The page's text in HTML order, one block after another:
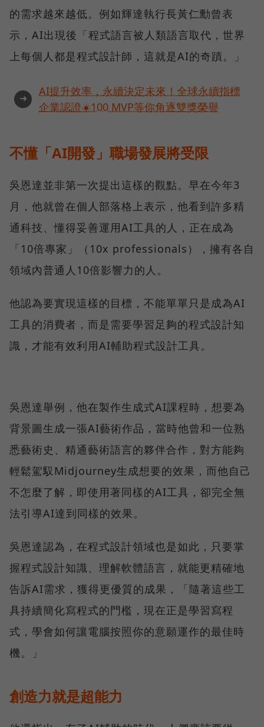
的需求越來越低。例如輝達執行長黃仁勳曾表
示，AI出現後「程式語言被人類語言取代，世界
上每個人都是程式設計師，這就是AI的奇蹟。」
➜
AI提升效率，永續決定未來！全球永續指標
企業認證☀️100 MVP等你角逐雙獎榮譽
不懂「AI開發」職場發展將受限
吳恩達並非第一次提出這樣的觀點。早在今年3
月，他就曾在個人部落格上表示，他看到許多精
通科技、懂得妥善運用AI工具的人，正在成為
「10倍專家」（10x professionals），擁有各自
領域內普通人10倍影響力的人。
他認為要實現這樣的目標，不能單單只是成為AI
工具的消費者，而是需要學習足夠的程式設計知
識，才能有效利用AI輔助程式設計工具。
吳恩達舉例，他在製作生成式AI課程時，想要為
背景圖生成一張AI藝術作品，當時他曾和一位熟
悉藝術史、精通藝術語言的夥伴合作，對方能夠
輕鬆駕馭Midjourney生成想要的效果，而他自己
不怎麼了解，即使用著同樣的AI工具，卻完全無
法引導AI達到同樣的效果。
吳恩達認為，在程式設計領域也是如此，只要掌
握程式設計知識、理解軟體語言，就能更精確地
告訴AI需求，獲得更優質的成果，「隨著這些工
具持續簡化寫程式的門檻，現在正是學習寫程
式，學會如何讓電腦按照你的意願運作的最佳時
機。」
創造力就是超能力